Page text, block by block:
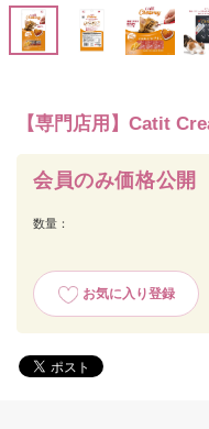
【専門店用】Catit
会員のみ価格公開
数量：
お気に入り登録